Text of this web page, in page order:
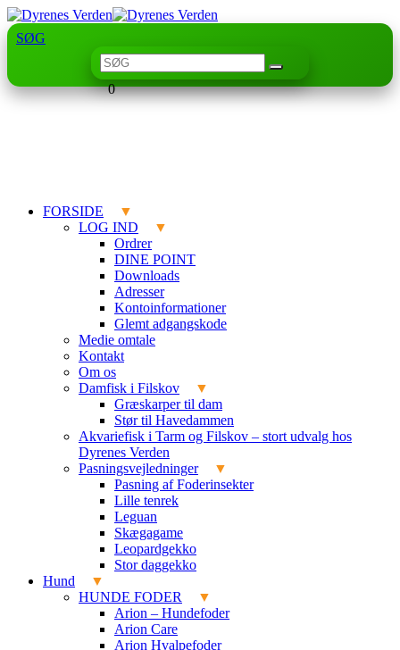
SØG
0
FORSIDE
LOG IND
Ordrer
DINE POINT
Downloads
Adresser
Kontoinformationer
Glemt adgangskode
Medie omtale
Kontakt
Om os
Damfisk i Filskov
Græskarper til dam
Stør til Havedammen
Akvariefisk i Tarm og Filskov – stort udvalg hos
Dyrenes Verden
Pasningsvejledninger
Pasning af Foderinsekter
Lille tenrek
Leguan
Skægagame
Leopardgekko
Stor daggekko
Hund
HUNDE FODER
Arion – Hundefoder
Arion Care
Arion Hvalpefoder